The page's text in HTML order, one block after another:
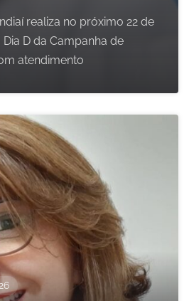
realiza no próximo 22 de
D da Campanha de
atendimento